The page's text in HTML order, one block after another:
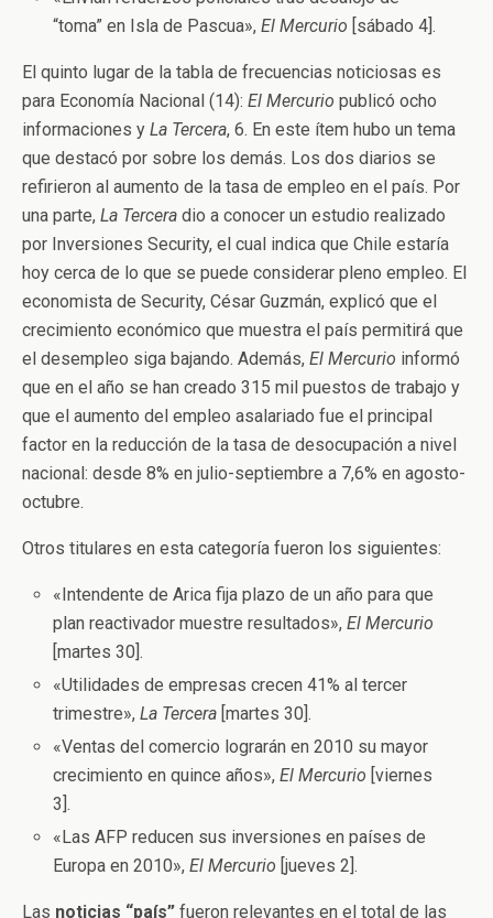
“toma” en Isla de Pascua», El Mercurio [sábado 4].
El quinto lugar de la tabla de frecuencias noticiosas es
para Economía Nacional (14): El Mercurio publicó ocho
informaciones y La Tercera, 6. En este ítem hubo un tema
que destacó por sobre los demás. Los dos diarios se
refirieron al aumento de la tasa de empleo en el país. Por
una parte, La Tercera dio a conocer un estudio realizado
por Inversiones Security, el cual indica que Chile estaría
hoy cerca de lo que se puede considerar pleno empleo. El
economista de Security, César Guzmán, explicó que el
crecimiento económico que muestra el país permitirá que
el desempleo siga bajando. Además, El Mercurio informó
que en el año se han creado 315 mil puestos de trabajo y
que el aumento del empleo asalariado fue el principal
factor en la reducción de la tasa de desocupación a nivel
nacional: desde 8% en julio-septiembre a 7,6% en agosto-
octubre.
Otros titulares en esta categoría fueron los siguientes:
«Intendente de Arica fija plazo de un año para que
plan reactivador muestre resultados»,El Mercurio
[martes 30].
«Utilidades de empresas crecen 41% al tercer
trimestre»,La Tercera [martes 30].
«Ventas del comercio lograrán en 2010 su mayor
crecimiento en quince años», El Mercurio [viernes
3].
«Las AFP reducen sus inversiones en países de
Europa en 2010», El Mercurio [jueves 2].
Las noticias “país” fueron relevantes en el total de las